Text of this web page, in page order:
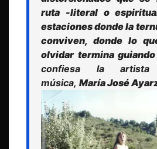
ruta -literal o
estaciones donde la
conviven, donde lo
olvidar termina
confiesa la
música, María José